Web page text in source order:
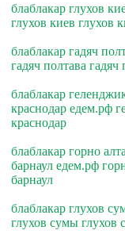
блаблакар глухов
глухов киев глухов
блаблакар гадяч
гадяч полтава гадяч
блаблакар
краснодар едем.рф
краснодар
блаблакар горно
барнаул едем.рф
барнаул
блаблакар глухов
глухов сумы глухов